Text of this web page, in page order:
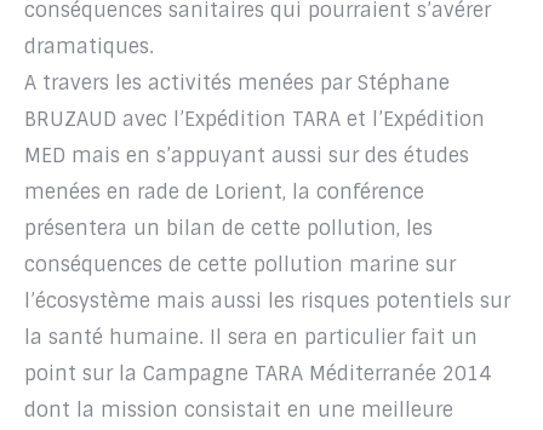
conséquences sanitaires qui pourraient s’avérer
dramatiques.
A travers les activités menées par Stéphane
BRUZAUD avec l’Expédition TARA et l’Expédition
MED mais en s’appuyant aussi sur des études
menées en rade de Lorient, la conférence
présentera un bilan de cette pollution, les
conséquences de cette pollution marine sur
l’écosystème mais aussi les risques potentiels sur
la santé humaine. Il sera en particulier fait un
point sur la Campagne TARA Méditerranée 2014
dont la mission consistait en une meilleure